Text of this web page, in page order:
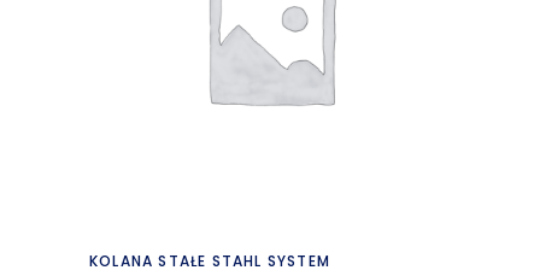
Czytaj dalej
KOLANA STAŁE STAHL SYSTEM